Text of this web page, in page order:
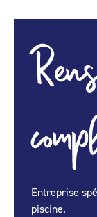
Entreprise
piscine.